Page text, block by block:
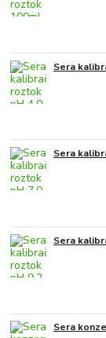
Sera
Sera
Sera
Sera